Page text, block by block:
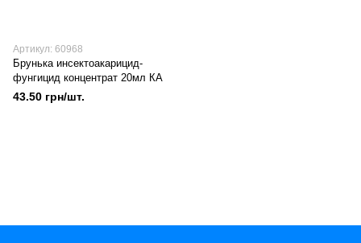
Артикул: 60968
Брунька инсектоакарицид-
фунгицид концентрат 20мл КА
43.50 грн/шт.